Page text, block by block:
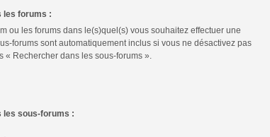
les forums :
ou les forums dans le(s)quel(s) vous souhaitez effectuer une
forums sont automatiquement inclus si vous ne désactivez pas
« Rechercher dans les sous-forums ».
les sous-forums :